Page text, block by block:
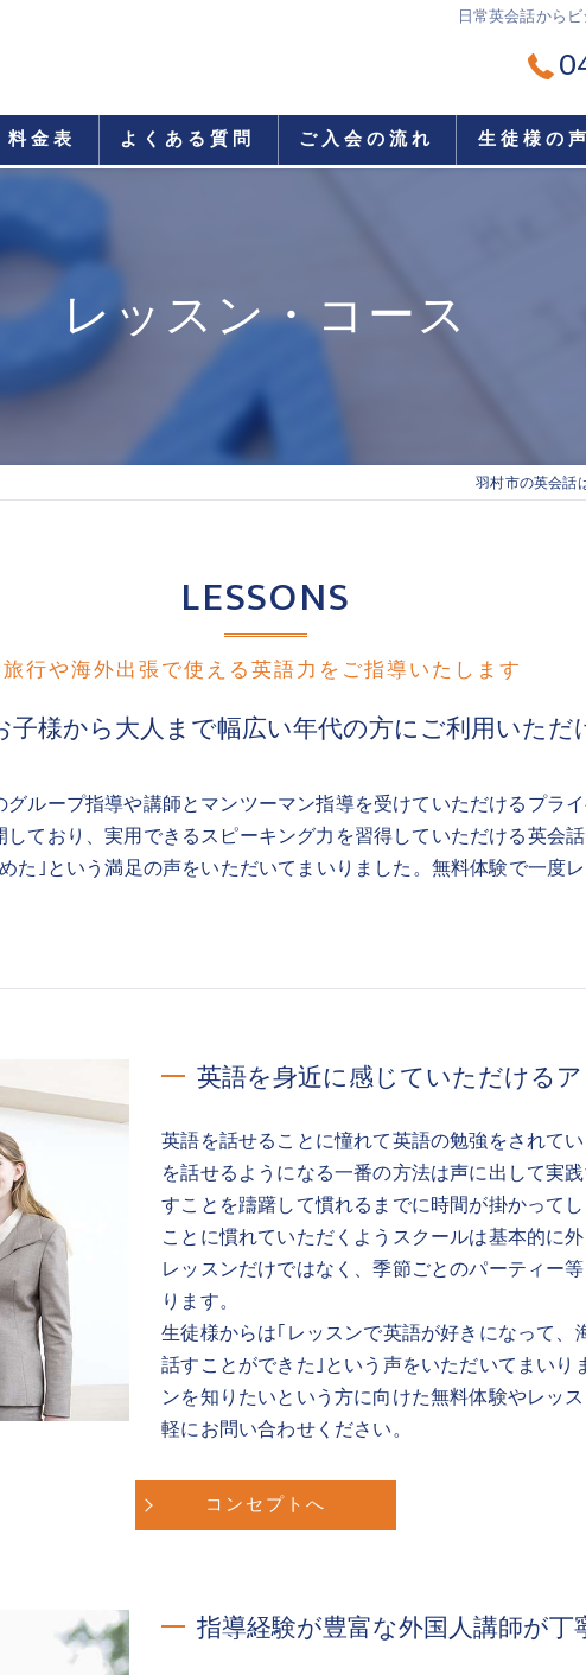
日常英会話から
料金表 よくある質問 ご入会の流れ 生徒様の声
レッスン・コース
羽村市の英会話
旅行や海外出張で使える英語力をご指導いたします
LESSONS
子様から大人まで幅広い年代の方にご利用いただ
ループ指導や講師とマンツーマン指導を受けていただけるプラ
ており、実用できるスピーキング力を習得していただける英会
た｣という満足の声をいただいてまいりました。無料体験で一度
英語を身近に感じていただける
英語を話せることに憧れて英語の勉強をされて
を話せるようになる一番の方法は声に出して実
すことを躊躇して慣れるまでに時間が掛かって
ことに慣れていただくようスクールは基本的に
レッスンだけではなく、季節ごとのパーティー
ります。
生徒様からは｢レッスンで英語が好きになって
話すことができた｣という声をいただいてまい
ンを知りたいという方に向けた無料体験やレッ
軽にお問い合わせください。
コンセプトへ
指導経験が豊富な外国人講師が